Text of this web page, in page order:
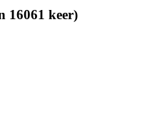
16061 keer)